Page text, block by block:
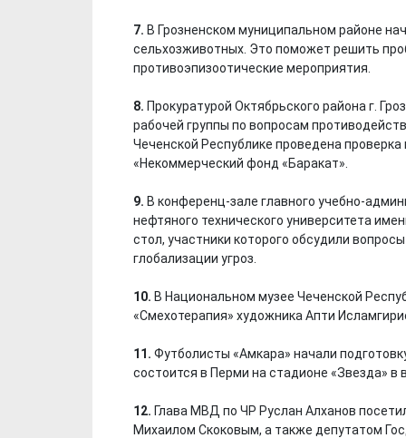
7. В Грозненском муниципальном районе
сельхозживотных. Это поможет решить
противоэпизоотические мероприятия.
8. Прокуратурой Октябрьского района г.
рабочей группы по вопросам
Чеченской Республике проведена
«Некоммерческий фонд «Баракат».
9. В конференц-зале главного учебно-
нефтяного технического университета
стол, участники которого обсудили
глобализации угроз.
10. В Национальном музее Чеченской
«Смехотерапия» художника Апти
11. Футболисты «Амкара» начали
состоится в Перми на стадионе «Звезда» в
12. Глава МВД по ЧР Руслан Алханов
Михаилом Скоковым, а также депутатом